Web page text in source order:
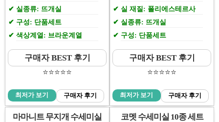
실종류: 뜨개실
구성: 단품세트
색상계열: 브라운계열
구매자 BEST 후기
⭐️⭐️⭐️⭐️⭐️
최저가 보기 구매자 후기
실 재질: 폴리에스테르사
실종류: 뜨개실
구성: 단품세트
구매자 BEST 후기
⭐️⭐️⭐️⭐️⭐️
최저가 보기 구매자 후기
마마니트 무지개 수세미실
코멧 수세미실 10종 세트